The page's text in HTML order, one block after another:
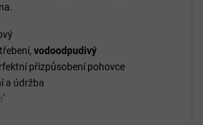
vodoodpudivý
přizpůsobení pohovce
a údržba
²